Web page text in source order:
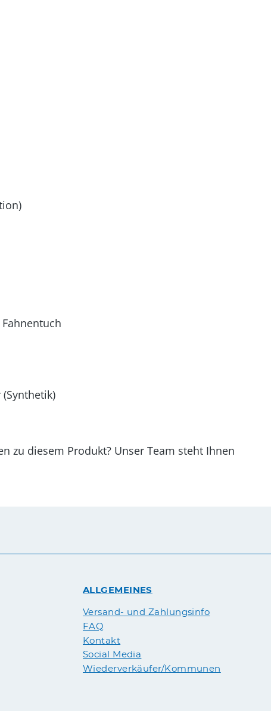
zu diesem Produkt? Unser Team steht Ihnen
ALLGEMEINES
Versand- und Zahlungsinfo
FAQ
Kontakt
Social Media
Wiederverkäufer/Kommunen